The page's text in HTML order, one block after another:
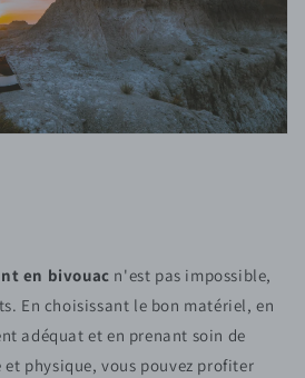
en bivouac n'est pas impossible,
En choisissant le bon matériel, en
adéquat et en prenant soin de
physique, vous pouvez profiter